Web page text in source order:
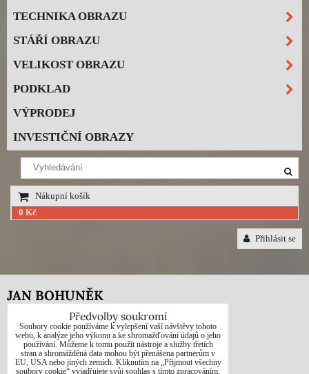
TECHNIKA OBRAZU
STÁŘÍ OBRAZU
VELIKOST OBRAZU
PODKLAD
VÝPRODEJ
INVESTIČNÍ OBRAZY
Nákupní košík
0 Kč
Přihlásit se
JAN BOHUNĚK
Telefon: +420725021832
e-mail: 1jab@seznam.cz
web: www.prodej-obrazy.eu
Předvolby soukromí
Soubory cookie používáme k vylepšení vaší návštěvy tohoto
webu, k analýze jeho výkonu a ke shromažďování údajů o jeho
používání. Můžeme k tomu použít nástroje a služby třetích
stran a shromážděná data mohou být přenášena partnerům v
EU, USA nebo jiných zemích. Kliknutím na „Přijmout všechny
soubory cookie“ vyjadřujete svůj souhlas s tímto zpracováním.